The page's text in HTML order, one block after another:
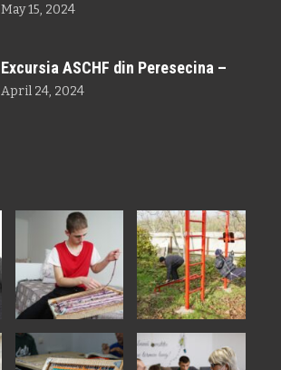
May 15, 2024
Excursia ASCHF din Peresecina –
April 24, 2024